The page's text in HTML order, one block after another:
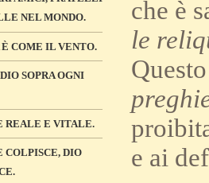
NEL MONDO.
COME IL VENTO.
SOPRA OGNI
REALE E VITALE.
COLPISCE, DIO
che è
le
e ai